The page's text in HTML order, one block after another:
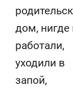
дом, нигде
работали,
уходили в
запой,